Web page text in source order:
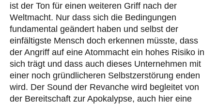
ist der Ton für einen weiteren Griff nach der
Weltmacht. Nur dass sich die Bedingungen
fundamental geändert haben und selbst der
einfältigste Mensch doch erkennen müsste, dass
der Angriff auf eine Atommacht ein hohes Risiko in
sich trägt und dass auch dieses Unternehmen mit
einer noch gründlicheren Selbstzerstörung enden
wird. Der Sound der Revanche wird begleitet von
der Bereitschaft zur Apokalypse, auch hier eine